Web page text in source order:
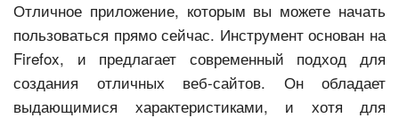
Отличное приложение, которым вы можете начать
пользоваться прямо сейчас. Инструмент основан на
Firefox, и предлагает современный подход для
создания отличных веб-сайтов. Он обладает
выдающимися характеристиками, и хотя для